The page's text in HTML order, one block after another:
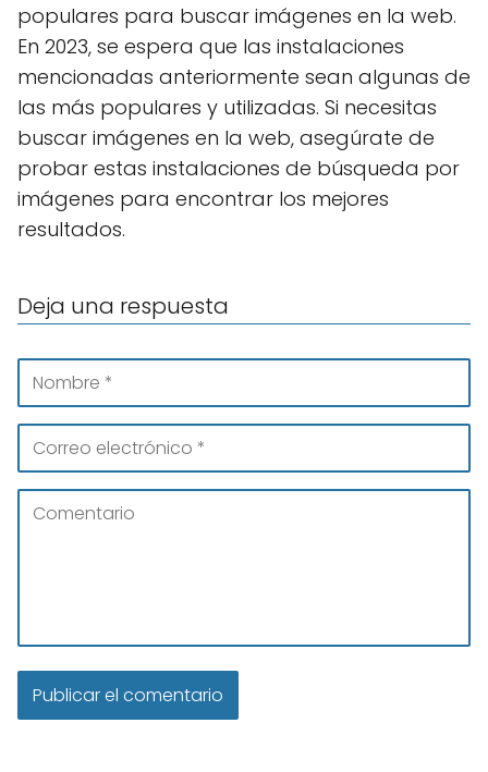
populares para buscar imágenes en la web.
En 2023, se espera que las instalaciones
mencionadas anteriormente sean algunas de
las más populares y utilizadas. Si necesitas
buscar imágenes en la web, asegúrate de
probar estas instalaciones de búsqueda por
imágenes para encontrar los mejores
resultados.
Deja una respuesta